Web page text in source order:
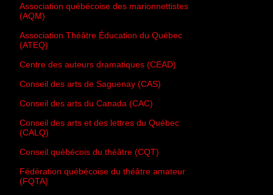
Association québécoise des marionnettistes
(AQM)
Association Théâtre Éducation du Québec
(ATEQ)
Centre des auteurs dramatiques (CEAD)
Conseil des arts de Saguenay (CAS)
Conseil des arts du Canada (CAC)
Conseil des arts et des lettres du Québec
(CALQ)
Conseil québécois du théâtre (CQT)
Fédération québécoise du théâtre amateur
(FQTA)